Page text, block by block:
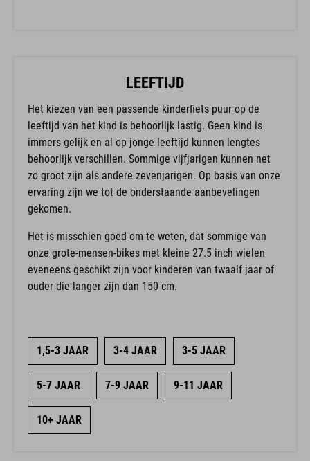
LEEFTIJD
Het kiezen van een passende kinderfiets puur op de
leeftijd van het kind is behoorlijk lastig. Geen kind is
immers gelijk en al op jonge leeftijd kunnen lengtes
behoorlijk verschillen. Sommige vijfjarigen kunnen net
zo groot zijn als andere zevenjarigen. Op basis van onze
ervaring zijn we tot de onderstaande aanbevelingen
gekomen.
Het is misschien goed om te weten, dat sommige van
onze grote-mensen-bikes met kleine 27.5 inch wielen
eveneens geschikt zijn voor kinderen van twaalf jaar of
ouder die langer zijn dan 150 cm.
1,5-3 JAAR 3-4 JAAR 3-5 JAAR
5-7 JAAR 7-9 JAAR 9-11 JAAR
10+ JAAR